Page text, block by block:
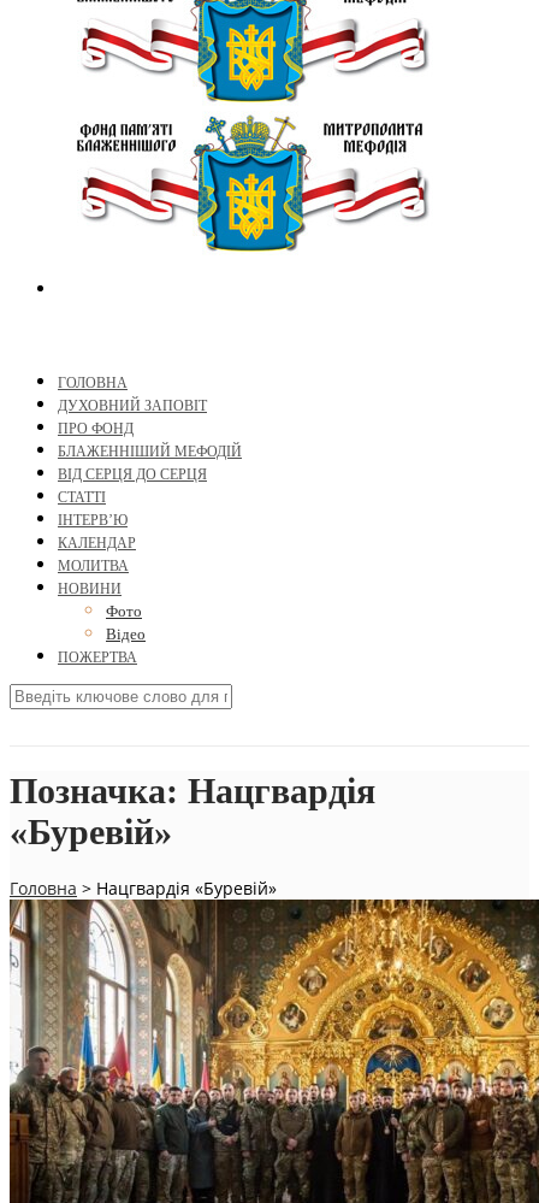
ГОЛОВНА
ДУХОВНИЙ ЗАПОВІТ
ПРО ФОНД
БЛАЖЕННІШИЙ МЕФОДІЙ
ВІД СЕРЦЯ ДО СЕРЦЯ
СТАТТІ
ІНТЕРВ’Ю
КАЛЕНДАР
МОЛИТВА
НОВИНИ
Фото
Відео
ПОЖЕРТВА
Позначка: Нацгвардія
«Буревій»
Головна > Нацгвардія «Буревій»